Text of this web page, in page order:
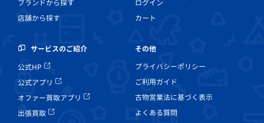
ブランドから探す
店舗から探す
ログイン
カート
サービスのご紹介
公式HP
公式アプリ
オファー買取アプリ
出張買取
その他
プライバシーポリシー
ご利用ガイド
古物営業法に基づく表示
よくある質問